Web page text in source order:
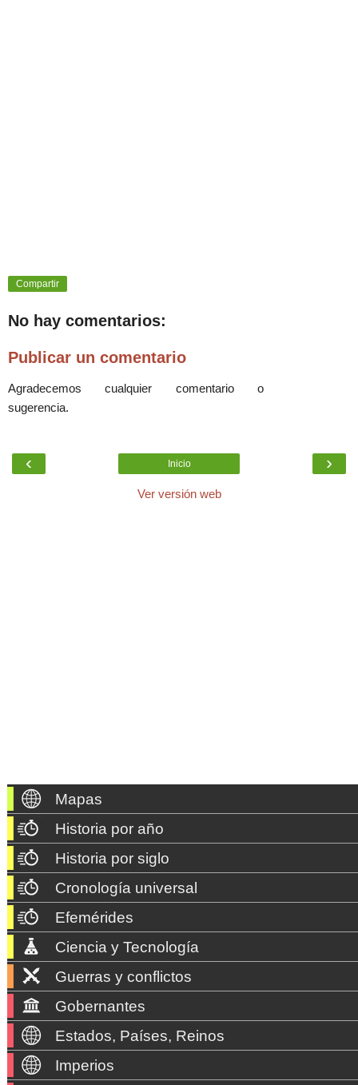
Compartir
No hay comentarios:
Publicar un comentario
Agradecemos cualquier comentario o
sugerencia.
‹ ›
Inicio
Ver versión web
Mapas
Historia por año
Historia por siglo
Cronología universal
Efemérides
Ciencia y Tecnología
Guerras y conflictos
Gobernantes
Estados, Países, Reinos
Imperios